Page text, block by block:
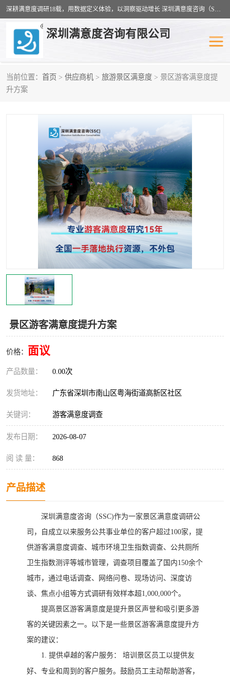
深耕满意度调研18载，用数据定义体验，以洞察驱动增长 深圳满意度咨询（SSC）：十八年专注，丈量每一份体验。
深圳满意度咨询有限公司
当前位置： 首页 > 供应商机 > 旅游景区满意度 > 景区游客满意度提
升方案
景区游客满意度提升方案
价格： 面议
产品数量： 0.00次
发货地址： 广东省深圳市南山区粤海街道高新区社区
关键词： 游客满意度调查
发布日期： 2026-08-07
阅 读 量： 868
产品描述
深圳满意度咨询（SSC)作为一家景区满意度调研公
司，自成立以来服务公共事业单位的客户超过100家，提
供游客满意度调查、城市环境卫生指数调查、公共厕所
卫生指数测评等城市管理，调查项目覆盖了国内150余个
城市，通过电话调查、网络问卷、现场访问、深度访
谈、焦点小组等方式调研有效样本超1,000,000个。
提高景区游客满意度是提升景区声誉和吸引更多游
客的关键因素之一。以下是一些景区游客满意度提升方
案的建议：
1. 提供卓越的客户服务： 培训景区员工以提供友
好、专业和周到的客户服务。鼓励员工主动帮助游客，
物业满意度调查
公共事务满意度调查 餐饮业满意度调查
营商环境满意度 员工满意度
服务满意度调查 汽车行业满意度